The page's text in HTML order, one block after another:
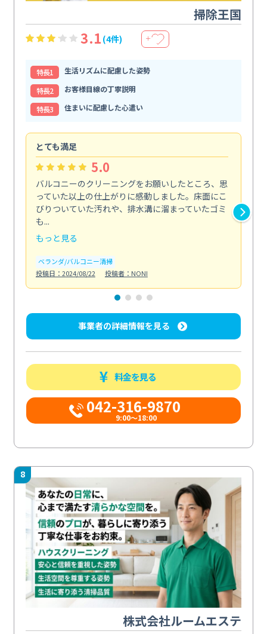
掃除王国
3.1 (4件) ＋
特⻑1
生活リズムに配慮した姿勢
特⻑2
お客様目線の丁寧説明
特⻑3
住まいに配慮した心遣い
とても満足
5.0
バルコニーのクリーニングをお願いしたところ、思
っていた以上の仕上がりに感動しました。床面にこ
びりついていた汚れや、排水溝に溜まっていたゴミ
も...
もっと見る
ベランダ/バルコニー清掃
投稿日：2024/08/22
投稿者：NONI
事業者の詳細情報を見る
料金を見る
042-316-9870
9:00〜18:00
8
株式会社ルームエステ